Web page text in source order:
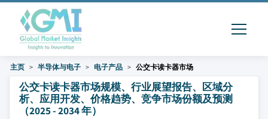
主页 半导体与电子 电子产品 公交卡读卡器市场
公交卡读卡器市场规模、行业展望报告、区域分
析、应用开发、价格趋势、竞争市场份额及预测
（2025 - 2034 年）